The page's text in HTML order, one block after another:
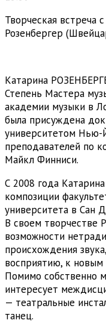
Творческая встреча
Розенбергер
Катарина
Степень Мастера
академии музыки в
была присуждена
университетом Нью-
преподавателей по
Майкл Финниси.
С 2008 года
композиции
университета в Сан
В своем творчестве
возможности
происхождения
восприятию, к новым
Помимо собственно
интересует
— театральные
танец.